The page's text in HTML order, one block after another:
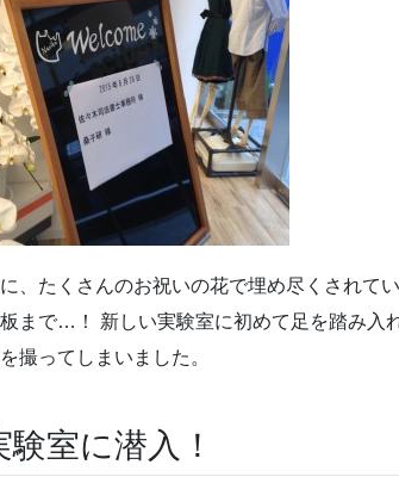
、たくさんのお祝いの花で埋め尽くされて
まで…！ 新しい実験室に初めて足を踏み入
撮ってしまいました。
室に潜入！